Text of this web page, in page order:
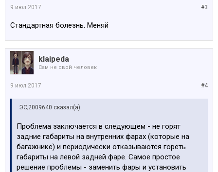
#3
9 июл 2017
Стандартная болезнь. Меняй
klaipeda
Сам не свой человек
#4
9 июл 2017
ЭС;2009640 сказал(а):
Проблема заключается в следующем - не горят
задние габариты на внутренних фарах (которые на
багажнике) и периодически отказываются гореть
габариты на левой задней фаре. Самое простое
решение проблемы - заменить фары и установить